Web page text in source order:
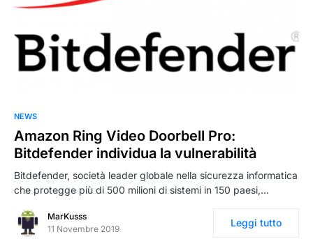
NEWS
Amazon Ring Video Doorbell Pro:
Bitdefender individua la vulnerabilità
Bitdefender, società leader globale nella sicurezza informatica
che protegge più di 500 milioni di sistemi in 150 paesi,…
MarKusss
11 Novembre 2019
Leggi tutto